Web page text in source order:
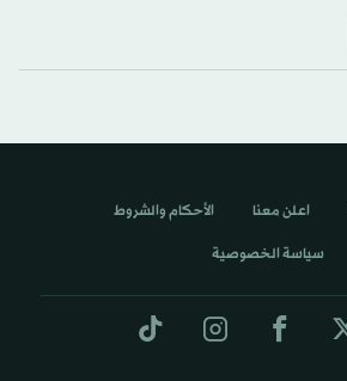
اعلن معنا الأحكام والشروط
سياسة الخصوصية